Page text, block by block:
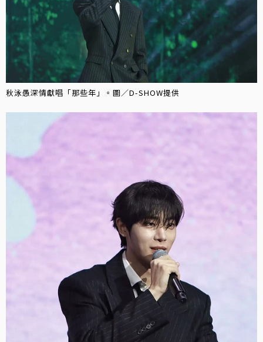
秋泳愚深情獻唱「那些年」。圖／D-SHOW提供